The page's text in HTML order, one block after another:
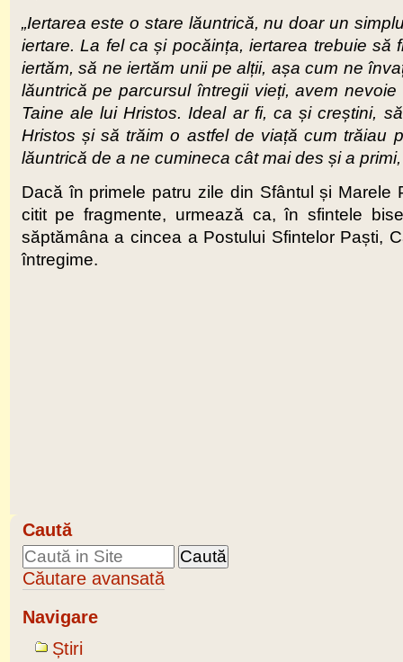
„Iertarea este o stare lăuntrică, nu doar un
iertare. La fel ca și pocăința, iertarea trebuie
iertăm, să ne iertăm unii pe alții, așa cum ne
lăuntrică pe parcursul întregii vieți, avem
Taine ale lui Hristos. Ideal ar fi, ca și creștini,
Hristos și să trăim o astfel de viață cum trăiau
lăuntrică de a ne cumineca cât mai des și a
Dacă în primele patru zile din Sfântul și
citit pe fragmente, urmează ca, în sfintele
săptămâna a cincea a Postului Sfintelor Paști,
întregime.
Caută
Căutare avansată
Navigare
Știri